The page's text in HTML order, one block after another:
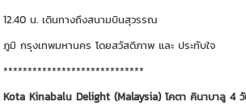
12.40 น. เดินทางถึงสนามบินสุวรรณ
ภูมิ กรุงเทพมหานคร โดยสวัสดิภาพ และ ประทับใจ
*****************************
Kota Kinabalu Delight (Malaysia) โคตา คินาบาลู 4